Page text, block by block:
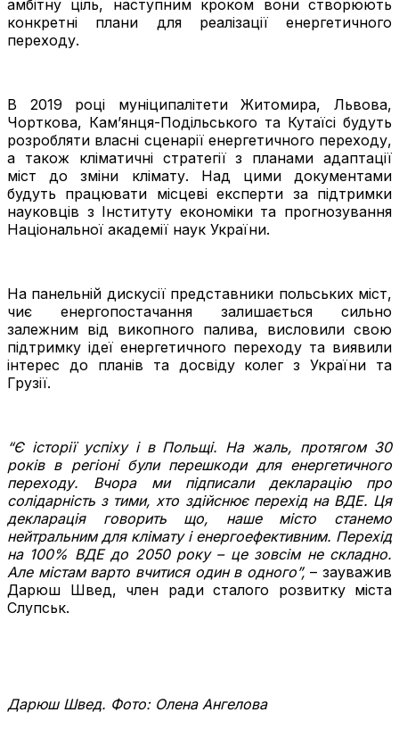
амбітну ціль, наступним кроком вони створюють
конкретні плани для реалізації енергетичного
переходу.
В 2019 році муніципалітети Житомира, Львова,
Чорткова, Кам’янця-Подільського та Кутаїсі будуть
розробляти власні сценарії енергетичного переходу,
а також кліматичні стратегії з планами адаптації
міст до зміни клімату. Над цими документами
будуть працювати місцеві експерти за підтримки
науковців з Інституту економіки та прогнозування
Національної академії наук України.
На панельній дискусії представники польських міст,
чиє енергопостачання залишається сильно
залежним від викопного палива, висловили свою
підтримку ідеї енергетичного переходу та виявили
інтерес до планів та досвіду колег з України та
Грузії.
“Є історії успіху і в Польщі. На жаль, протягом 30
років в регіоні були перешкоди для енергетичного
переходу. Вчора ми підписали декларацію про
солідарність з тими, хто здійснює перехід на ВДЕ. Ця
декларація говорить що, наше місто станемо
нейтральним для клімату і енергоефективним. Перехід
на 100% ВДЕ до 2050 року – це зовсім не складно.
Але містам варто вчитися один в одного”,– зауважив
Дарюш Швед, член ради сталого розвитку міста
Слупськ.
Дарюш Швед. Фото: Олена Ангелова